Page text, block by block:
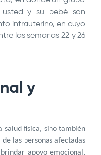
usted y su bebé son
intrauterino, en cuyo
las semanas 22 y 26
y
salud física, sino también
las personas afectadas
apoyo emocional,